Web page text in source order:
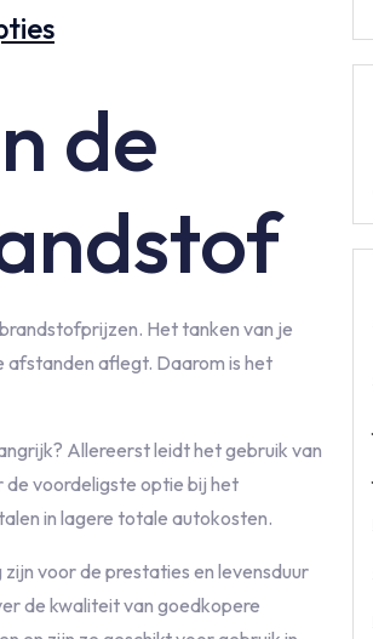
de
Het tanken van je
afstanden aflegt. Daarom is het
Allereerst leidt het gebruik van
voordeligste optie bij het
in lagere totale autokosten.
voor de prestaties en levensduur
de kwaliteit van goedkopere